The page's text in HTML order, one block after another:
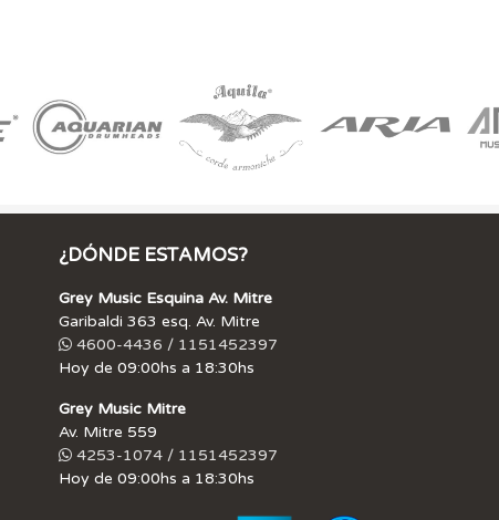
¿DÓNDE ESTAMOS?
Grey Music Esquina Av. Mitre
Garibaldi 363 esq. Av. Mitre
4600-4436 / 1151452397
Hoy de 09:00hs a 18:30hs
Grey Music Mitre
Av. Mitre 559
4253-1074 / 1151452397
Hoy de 09:00hs a 18:30hs